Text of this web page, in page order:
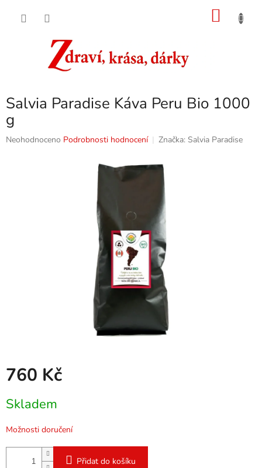
Salvia Paradise Káva Peru Bio 1000
g
Průměrné
Neohodnoceno Podrobnosti hodnocení Značka: Salvia Paradise
760 Kč
cena:
Skladem
Možnosti doručení
Přidat do košíku